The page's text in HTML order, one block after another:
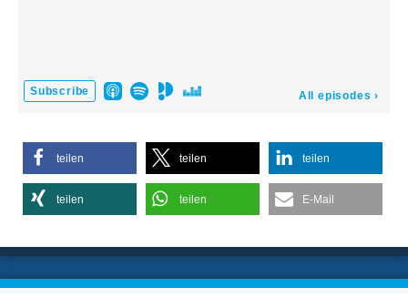
teilen teilen teilen
teilen teilen E-Mail